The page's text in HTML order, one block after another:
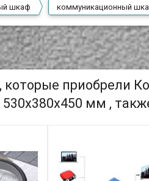
шкаф коммуникационный
которые приобрели
мм ,